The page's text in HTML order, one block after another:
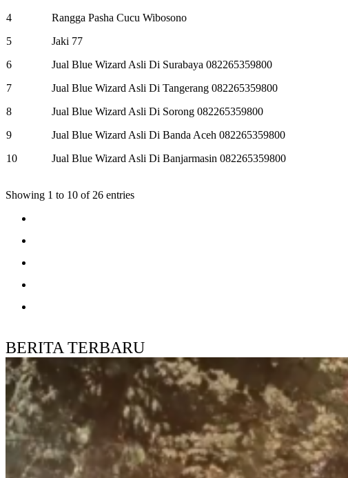
4
Rangga Pasha Cucu Wibosono
5
Jaki 77
6
Jual Blue Wizard Asli Di Surabaya 082265359800
7
Jual Blue Wizard Asli Di Tangerang 082265359800
8
Jual Blue Wizard Asli Di Sorong 082265359800
9
Jual Blue Wizard Asli Di Banda Aceh 082265359800
10
Jual Blue Wizard Asli Di Banjarmasin 082265359800
Showing 1 to 10 of 26 entries
BERITA TERBARU